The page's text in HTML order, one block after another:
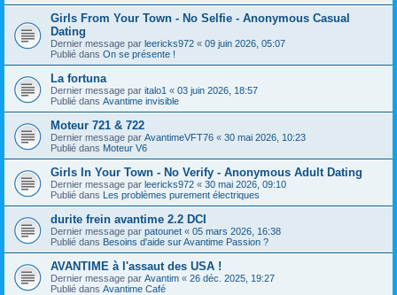
Girls From Your Town - No Selfie - Anonymous Casual
Dating
Dernier message par leericks972 « 09 juin 2026, 05:07
Publié dans On se présente !
La fortuna
Dernier message par italo1 « 03 juin 2026, 18:57
Publié dans Avantime invisible
Moteur 721 & 722
Dernier message par AvantimeVFT76 « 30 mai 2026, 10:23
Publié dans Moteur V6
Girls In Your Town - No Verify - Anonymous Adult Dating
Dernier message par leericks972 « 30 mai 2026, 09:10
Publié dans Les problèmes purement électriques
durite frein avantime 2.2 DCI
Dernier message par patounet « 05 mars 2026, 16:38
Publié dans Besoins d'aide sur Avantime Passion ?
AVANTIME à l'assaut des USA !
Dernier message par Avantim « 26 déc. 2025, 19:27
Publié dans Avantime Café